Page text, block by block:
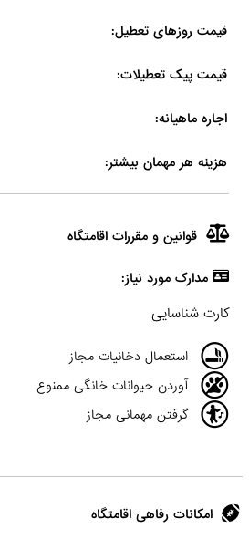
قیمت روزهای تعطیل:
قیمت پیک تعطیلات:
اجاره ماهیانه:
هزینه هر مهمان بیشتر:
قوانین و مقررات اقامتگاه
مدارک مورد نیاز:
کارت شناسایی
استعمال دخانیات مجاز
آوردن حیوانات خانگی ممنوع
گرفتن مهمانی مجاز
امکانات رفاهی اقامتگاه